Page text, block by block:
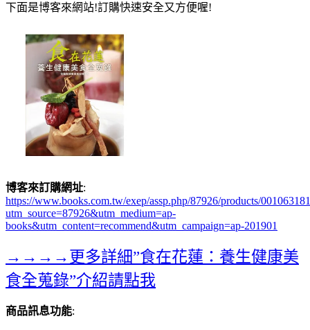
下面是博客來網站!訂購快速安全又方便喔!
博客來訂購網址:
https://www.books.com.tw/exep/assp.php/87926/products/
utm_source=87926&utm_medium=ap-
books&utm_content=recommend&utm_campaign=ap-201901
→→→→更多詳細”食在花蓮：養生健康美
食全蒐錄”介紹請點我
商品訊息功能: